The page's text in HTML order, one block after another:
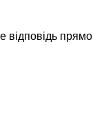
відповідь прямо